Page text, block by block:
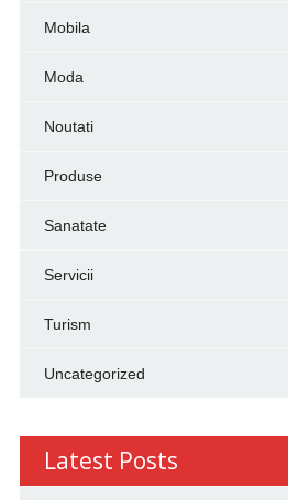
Mobila
Moda
Noutati
Produse
Sanatate
Servicii
Turism
Uncategorized
Latest Posts